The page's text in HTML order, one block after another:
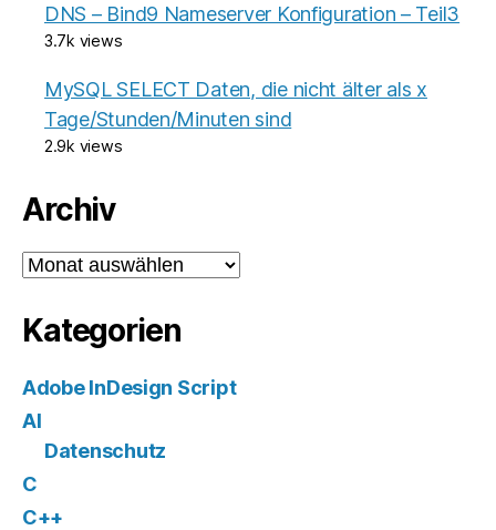
DNS – Bind9 Nameserver Konfiguration – Teil3
3.7k views
MySQL SELECT Daten, die nicht älter als x
Tage/Stunden/Minuten sind
2.9k views
Archiv
Archiv
Kategorien
Adobe InDesign Script
AI
Datenschutz
C
C++